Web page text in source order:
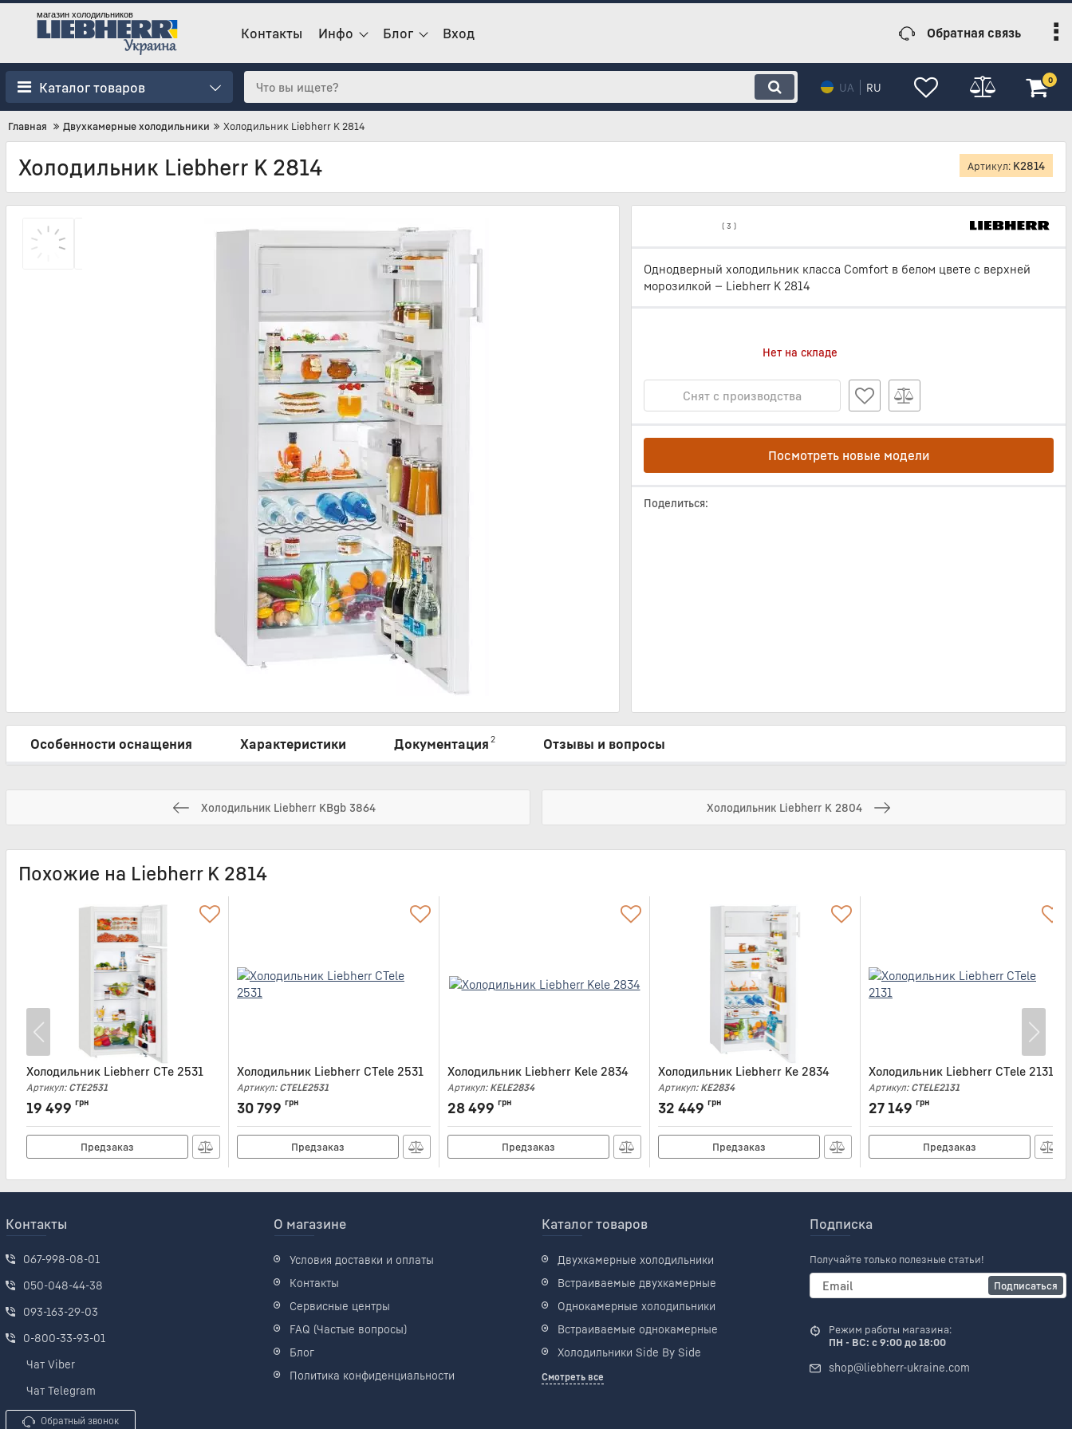
магазин холодильников
Контакты Инфо Блог Вход Обратная связь
Каталог товаров RU
UA
0
Главная Двухкамерные холодильники Холодильник Liebherr K 2814
Холодильник Liebherr K 2814 Артикул: K2814
( 3 )
Однодверный холодильник класса Comfort в белом цвете с верхней
морозилкой — Liebherr K 2814
Нет на складе
Снят с производства
Посмотреть новые модели
Поделиться:
Особенности оснащения Характеристики Документация 2 Отзывы и вопросы
Холодильник Liebherr KBgb 3864 Холодильник Liebherr K 2804
Похожие на Liebherr K 2814
Холодильник Liebherr CTe 2531
Артикул: CTE2531
19 499 грн
Предзаказ
Холодильник Liebherr CTele 2531
Артикул: CTELE2531
30 799 грн
Предзаказ
Холодильник Liebherr Kele 2834
Артикул: KELE2834
28 499 грн
Предзаказ
Холодильник Liebherr Ke 2834
Артикул: KE2834
32 449 грн
Предзаказ
Холодильник Liebherr CTele 2131
Артикул: CTELE2131
27 149 грн
Предзаказ
Контакты
067-998-08-01
050-048-44-38
093-163-29-03
0-800-33-93-01
Чат Viber
Чат Telegram
Обратный звонок
О магазине
Условия доставки и оплаты
Контакты
Сервисные центры
FAQ (Частые вопросы)
Блог
Политика конфиденциальности
Каталог товаров
Двухкамерные холодильники
Встраиваемые двухкамерные
Однокамерные холодильники
Встраиваемые однокамерные
Холодильники Side By Side
Смотреть все
Подписка
Получайте только полезные статьи!
Подписаться
Режим работы магазина:
ПН - ВС: с 9:00 до 18:00
shop@liebherr-ukraine.com